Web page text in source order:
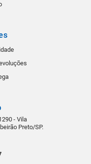
- Vila
Preto/SP.